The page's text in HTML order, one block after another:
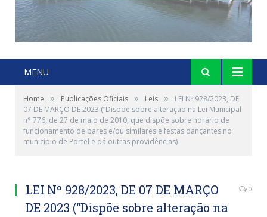
MENU
Home » Publicações Oficiais » Leis »
LEI Nº 928/2023, DE
07 DE MARÇO DE 2023 (“Dispõe sobre alteração na Lei Municipal
n° 776, de 27 de maio de 2010, que dispõe sobre horário de
funcionamento de bares e/ou similares e festas dançantes no
município de Portel e dá outras providências)
LEI Nº 928/2023, DE 07 DE MARÇO
DE 2023 (“Dispõe sobre alteração na
0